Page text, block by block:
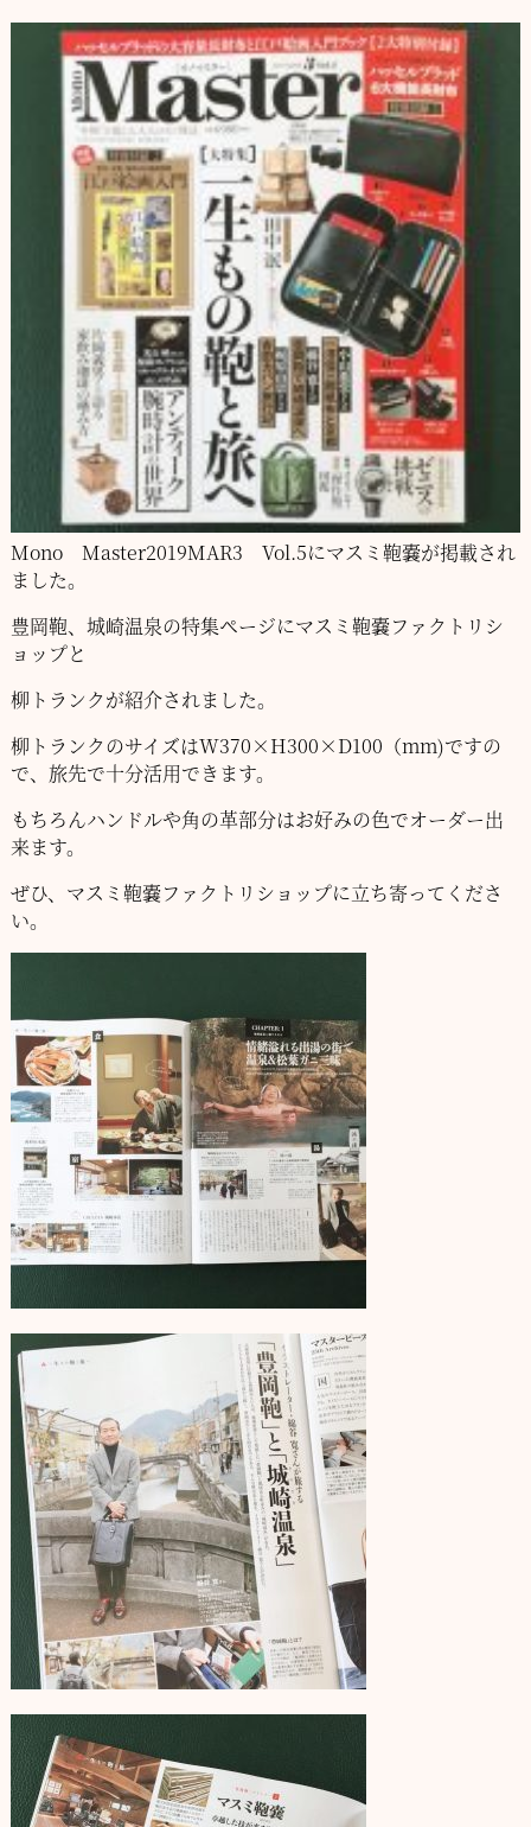
Mono Master2019MAR3 Vol.5にマスミ鞄嚢が掲載され
ました。
豊岡鞄、城崎温泉の特集ページにマスミ鞄嚢ファクトリシ
ョップと
柳トランクが紹介されました。
柳トランクのサイズはW370×H300×D100（mm)ですの
で、旅先で十分活用できます。
もちろんハンドルや角の革部分はお好みの色でオーダー出
来ます。
ぜひ、マスミ鞄嚢ファクトリショップに立ち寄ってくださ
い。